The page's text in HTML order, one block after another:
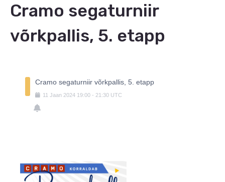
Cramo segaturniir
võrkpallis, 5. etapp
Cramo segaturniir võrkpallis, 5. etapp
11 Jaan 2024 19:00 - 21:30 UTC